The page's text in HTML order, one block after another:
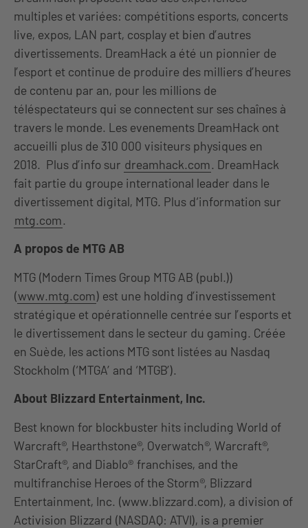
multiples et variées: compétitions esports, concerts
live, expos, LAN part, cosplay et bien d’autres
divertissements. DreamHack a été un pionnier de
l’esport et continue de produire des milliers d’heures
de contenu par an, pour les millions de
téléspectateurs qui se connectent sur ses chaînes à
travers le monde. Les evenements DreamHack ont
accueilli plus de 310 000 visiteurs physiques en
2018. Plus d’info sur dreamhack.com. DreamHack
fait partie du groupe international leader dans le
divertissement digital, MTG. Plus d‘information sur
mtg.com.
A propos de MTG AB
MTG (Modern Times Group MTG AB (publ.))
(www.mtg.com) est une holding d’investissement
stratégique et opérationnelle centrée sur l’esports et
le divertissement dans le secteur du gaming. Créée
en Suède, les actions MTG sont listées au Nasdaq
Stockholm (‘MTGA’ and ‘MTGB’).
About Blizzard Entertainment, Inc.
Best known for blockbuster hits including World of
Warcraft®, Hearthstone®, Overwatch®, Warcraft®,
StarCraft®, and Diablo® franchises, and the
multifranchise Heroes of the Storm®, Blizzard
Entertainment, Inc. (www.blizzard.com), a division of
Activision Blizzard (NASDAQ: ATVI), is a premier